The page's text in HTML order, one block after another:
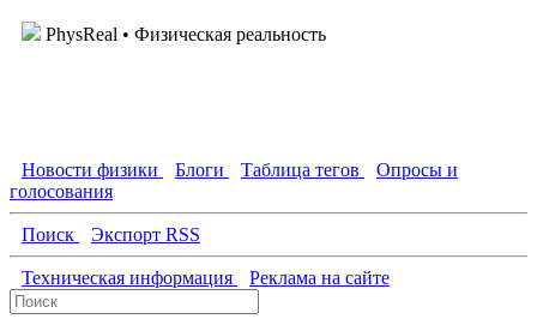
PhysReal • Физическая реальность
Новости физики Блоги Таблица тегов
Опросы и
голосования
Поиск Экспорт RSS
Техническая информация Реклама на сайте